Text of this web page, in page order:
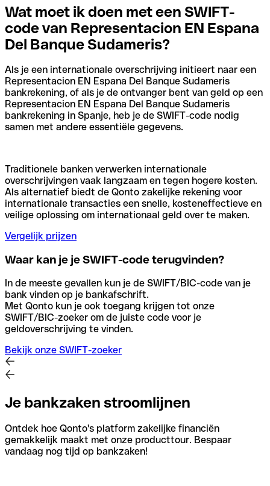
Wat moet ik doen met een SWIFT-
code van Representacion EN Espana
Del Banque Sudameris?
Als je een internationale overschrijving initieert naar een
Representacion EN Espana Del Banque Sudameris
bankrekening, of als je de ontvanger bent van geld op een
Representacion EN Espana Del Banque Sudameris
bankrekening in Spanje, heb je de SWIFT-code nodig
samen met andere essentiële gegevens.
Traditionele banken verwerken internationale
overschrijvingen vaak langzaam en tegen hogere kosten.
Als alternatief biedt de Qonto zakelijke rekening voor
internationale transacties een snelle, kosteneffectieve en
veilige oplossing om internationaal geld over te maken.
Vergelijk prijzen
Waar kan je je SWIFT-code terugvinden?
In de meeste gevallen kun je de SWIFT/BIC-code van je
bank vinden op je bankafschrift.
Met Qonto kun je ook toegang krijgen tot onze
SWIFT/BIC-zoeker om de juiste code voor je
geldoverschrijving te vinden.
Bekijk onze SWIFT-zoeker
Je bankzaken stroomlijnen
Ontdek hoe Qonto's platform zakelijke financiën
gemakkelijk maakt met onze producttour. Bespaar
vandaag nog tijd op bankzaken!